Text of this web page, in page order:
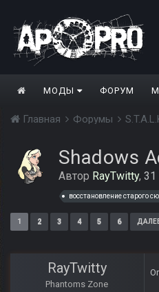
МОДЫ ФОРУМ
Главная Форумы
Shadows
Автор RayTwitty, 31
восстановление старого
1 2 3 4 5 6
RayTwitty
Phantoms Zone